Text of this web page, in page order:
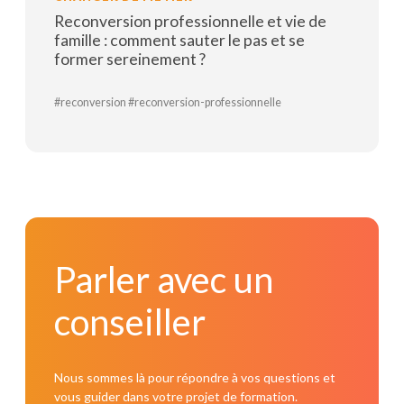
Reconversion professionnelle et vie de
famille : comment sauter le pas et se
former sereinement ?
#reconversion #reconversion-professionnelle
Parler avec un
conseiller
Nous sommes là pour répondre à vos questions et
vous guider dans votre projet de formation.